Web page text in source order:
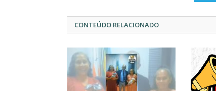
CONTEÚDO RELACIONADO